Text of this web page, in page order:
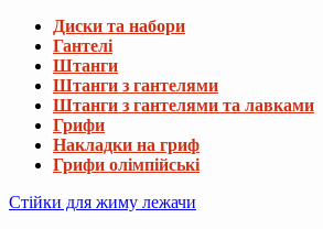
Диски та набори
Гантелі
Штанги
Штанги з гантелями
Штанги з гантелями та лавками
Грифи
Накладки на гриф
Грифи олімпійські
Стійки для жиму лежачи